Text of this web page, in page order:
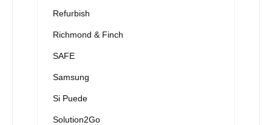
Refurbish
Richmond & Finch
SAFE
Samsung
Si Puede
Solution2Go